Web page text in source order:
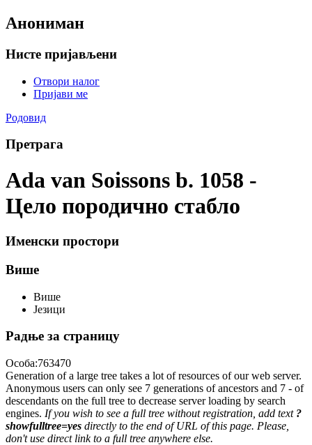
Анониман
Нисте пријављени
Отвори налог
Пријави ме
Родовид
Претрага
Ada van Soissons b. 1058 -
Цело породично стабло
Именски простори
Више
Више
Језици
Радње за страницу
Особа:763470
Generation of a large tree takes a lot of resources of our web server.
Anonymous users can only see 7 generations of ancestors and 7 - of
descendants on the full tree to decrease server loading by search
engines. If you wish to see a full tree without registration, add text ?
showfulltree=yes directly to the end of URL of this page. Please,
don't use direct link to a full tree anywhere else.